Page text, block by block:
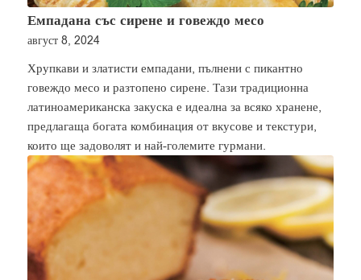
Емпадана със сирене и говеждо месо
август 8, 2024
Хрупкави и златисти емпадани, пълнени с пикантно
говеждо месо и разтопено сирене. Тази традиционна
латиноамериканска закуска е идеална за всяко хранене,
предлагаща богата комбинация от вкусове и текстури,
които ще задоволят и най-големите гурмани.